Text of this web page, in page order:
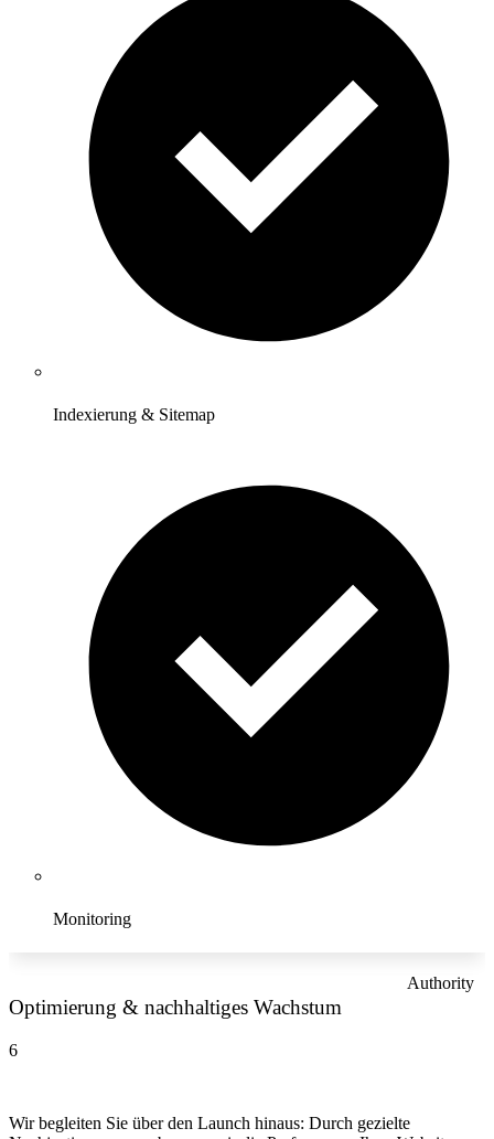
Indexierung & Sitemap
Monitoring
Authority
Optimierung & nachhaltiges Wachstum
6
Wir begleiten Sie über den Launch hinaus: Durch gezielte